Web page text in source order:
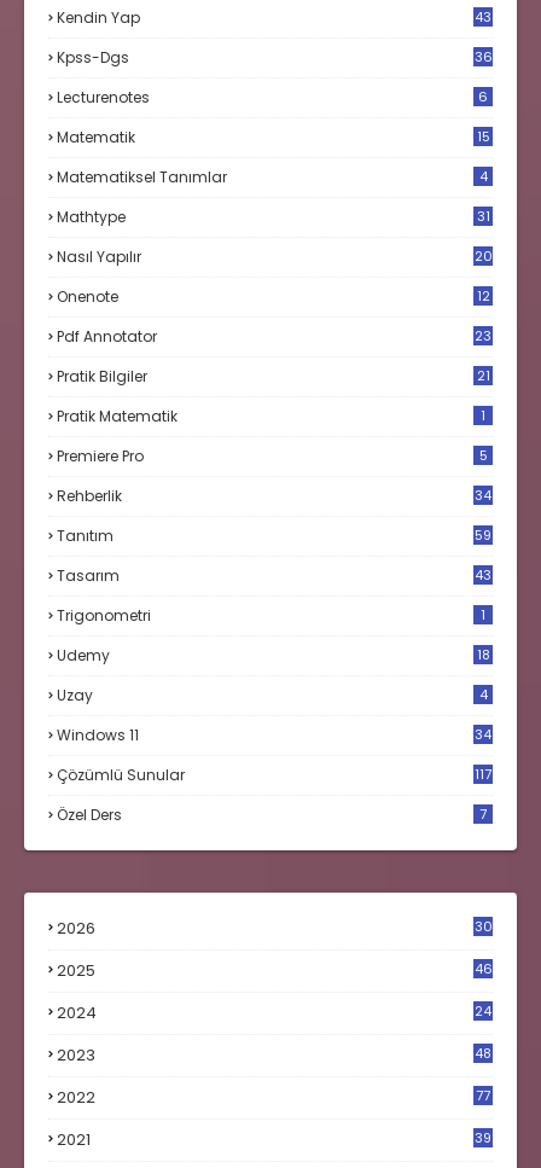
Kendin Yap 43
Kpss-Dgs 36
Lecturenotes 6
Matematik
15
Matematiksel Tanımlar 4
Mathtype 31
Nasıl Yapılır 20
Onenote 12
Pdf Annotator 23
Pratik Bilgiler 21
Pratik Matematik 1
Premiere Pro 5
Rehberlik 34
Tanıtım 59
Tasarım 43
Trigonometri 1
Udemy 18
Uzay 4
Windows 11 34
Çözümlü Sunular 117
Özel Ders 7
2026 30
2025 46
2024 24
2023
48
2022 77
2021 39